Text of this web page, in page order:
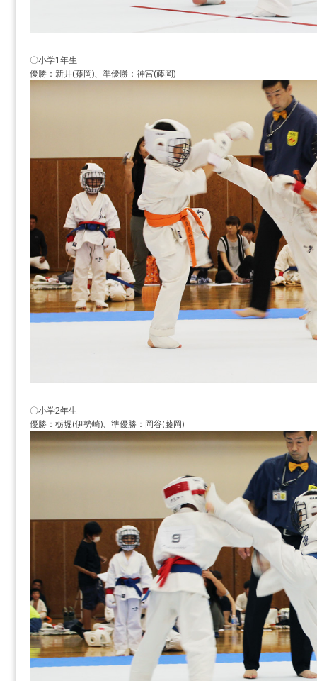
〇小学1年生
優勝：新井(藤岡)、準優勝：神宮(藤岡)
〇小学2年生
優勝：栃堀(伊勢崎)、準優勝：岡谷(藤岡)